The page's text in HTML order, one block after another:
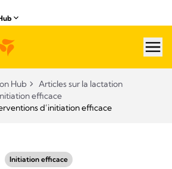
Hub
Articles sur la lactation
efficace
d’initiation efficace
Initiation efficace